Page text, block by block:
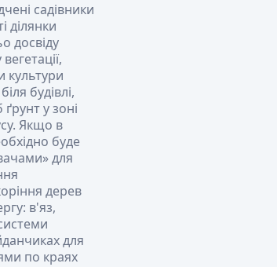
садівники
ділянки
досвіду
культури
будівлі,
у зоні
Якщо в
буде
для
дерев
в'яз,
для
по краях